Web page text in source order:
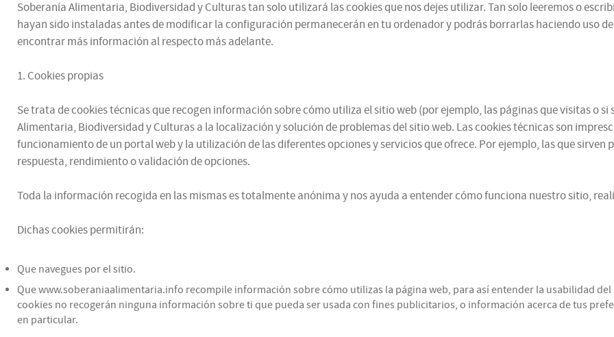
Soberanía Alimentaria, Biodiversidad y Culturas tan solo utilizará las cookies que nos dejes utilizar. Tan solo leeremos o
hayan sido instaladas antes de modificar la configuración permanecerán en tu ordenador y podrás borrarlas haciendo uso
encontrar más información al respecto más adelante.
1. Cookies propias
Se trata de cookies técnicas que recogen información sobre cómo utiliza el sitio web (por ejemplo, las páginas que visitas o
Alimentaria, Biodiversidad y Culturas a la localización y solución de problemas del sitio web. Las cookies técnicas son
funcionamiento de un portal web y la utilización de las diferentes opciones y servicios que ofrece. Por ejemplo, las que
respuesta, rendimiento o validación de opciones.
Toda la información recogida en las mismas es totalmente anónima y nos ayuda a entender cómo funciona nuestro sitio,
Dichas cookies permitirán:
Que navegues por el sitio.
Que www.soberaniaalimentaria.info recompile información sobre cómo utilizas la página web, para así entender la usabilidad
cookies no recogerán ninguna información sobre ti que pueda ser usada con fines publicitarios, o información acerca de tus
en particular.